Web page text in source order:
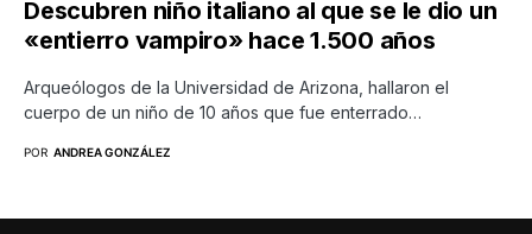
Descubren niño italiano al que se le dio un
«entierro vampiro» hace 1.500 años
Arqueólogos de la Universidad de Arizona, hallaron el
cuerpo de un niño de 10 años que fue enterrado…
POR ANDREA GONZÁLEZ